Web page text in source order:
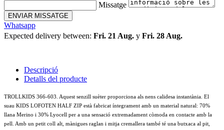
Missatge
ENVIAR MISSATGE
Whatsapp
Expected delivery between: Fri. 21 Aug. y Fri. 28 Aug.
Descripció
Detalls del producte
TROLLKIDS 366-603. Aquest senzill suèter proporciona als nens calidesa instantània. El
suau KIDS LOFOTEN HALF ZIP està fabricat íntegrament amb un material natural: 70%
llana Merino i 30% Lyocell per a una sensació extremadament còmoda en contacte amb la
pell. Amb un petit coll alt, mànigues raglan i mitja cremallera també té una butxaca al pit,